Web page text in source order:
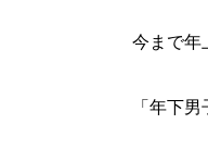
今まで年
「年下